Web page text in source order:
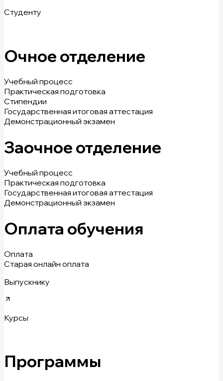
Студенту
Очное отделение
Учебный процесс
Практическая подготовка
Стипендии
Государственная итоговая аттестация
Демонстрационный экзамен
Заочное отделение
Учебный процесс
Практическая подготовка
Государственная итоговая аттестация
Демонстрационный экзамен
Оплата обучения
Оплата
Старая онлайн оплата
Выпускнику
Курсы
Программы